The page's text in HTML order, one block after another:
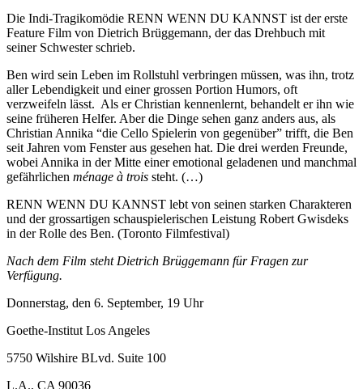
Die Indi-Tragikomödie RENN WENN DU KANNST ist der erste
Feature Film von Dietrich Brüggemann, der das Drehbuch mit
seiner Schwester schrieb.
Ben wird sein Leben im Rollstuhl verbringen müssen, was ihn, trotz
aller Lebendigkeit und einer grossen Portion Humors, oft
verzweifeln lässt. Als er Christian kennenlernt, behandelt er ihn wie
seine früheren Helfer. Aber die Dinge sehen ganz anders aus, als
Christian Annika “die Cello Spielerin von gegenüber” trifft, die Ben
seit Jahren vom Fenster aus gesehen hat. Die drei werden Freunde,
wobei Annika in der Mitte einer emotional geladenen und manchmal
gefährlichen ménage à trois steht. (…)
RENN WENN DU KANNST lebt von seinen starken Charakteren
und der grossartigen schauspielerischen Leistung Robert Gwisdeks
in der Rolle des Ben. (Toronto Filmfestival)
Nach dem Film steht Dietrich Brüggemann für Fragen zur
Verfügung.
Donnerstag, den 6. September, 19 Uhr
Goethe-Institut Los Angeles
5750 Wilshire BLvd. Suite 100
L.A., CA 90036